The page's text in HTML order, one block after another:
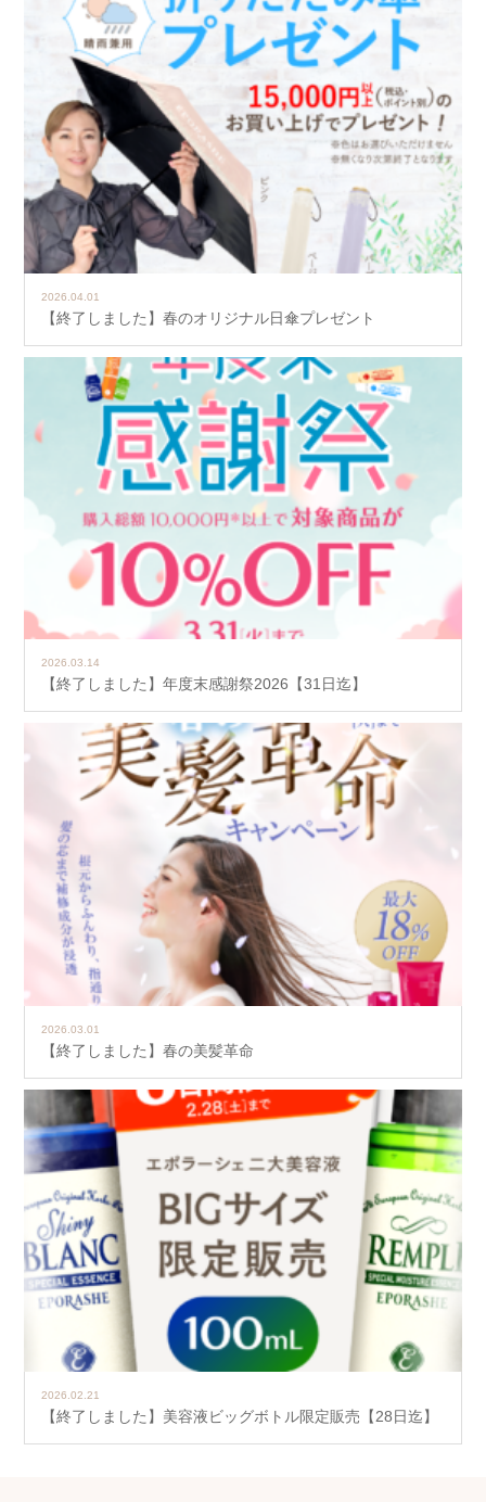
2026.04.01
【終了しました】春のオリジナル日傘プレゼント
2026.03.14
【終了しました】年度末感謝祭2026【31日迄】
2026.03.01
【終了しました】春の美髪革命
2026.02.21
【終了しました】美容液ビッグボトル限定販売【28日迄】